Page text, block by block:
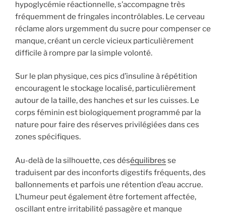
hypoglycémie réactionnelle, s’accompagne très
fréquemment de fringales incontrôlables. Le cerveau
réclame alors urgemment du sucre pour compenser ce
manque, créant un cercle vicieux particulièrement
difficile à rompre par la simple volonté.
Sur le plan physique, ces pics d’insuline à répétition
encouragent le stockage localisé, particulièrement
autour de la taille, des hanches et sur les cuisses. Le
corps féminin est biologiquement programmé par la
nature pour faire des réserves privilégiées dans ces
zones spécifiques.
Au-delà de la silhouette, ces déséquilibres se
traduisent par des inconforts digestifs fréquents, des
ballonnements et parfois une rétention d’eau accrue.
L’humeur peut également être fortement affectée,
oscillant entre irritabilité passagère et manque